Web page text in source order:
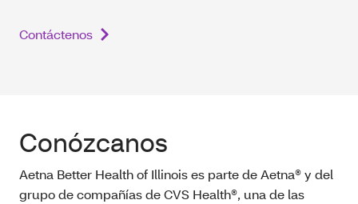
Contáctenos
Conózcanos
Aetna Better Health of Illinois es parte de Aetna® y del
grupo de compañías de CVS Health®, una de las